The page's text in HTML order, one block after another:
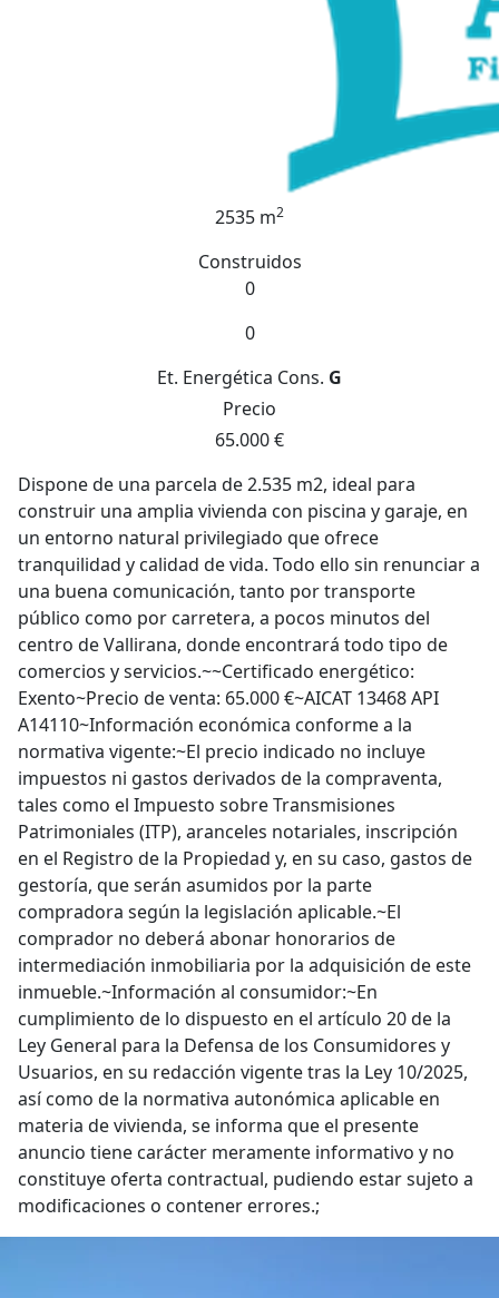
2535 m2
Construidos
0
0
Et. Energética Cons. G
Precio
65.000 €
Dispone de una parcela de 2.535 m2, ideal para
construir una amplia vivienda con piscina y garaje, en
un entorno natural privilegiado que ofrece
tranquilidad y calidad de vida. Todo ello sin renunciar a
una buena comunicación, tanto por transporte
público como por carretera, a pocos minutos del
centro de Vallirana, donde encontrará todo tipo de
comercios y servicios.~~Certificado energético:
Exento~Precio de venta: 65.000 €~AICAT 13468 API
A14110~Información económica conforme a la
normativa vigente:~El precio indicado no incluye
impuestos ni gastos derivados de la compraventa,
tales como el Impuesto sobre Transmisiones
Patrimoniales (ITP), aranceles notariales, inscripción
en el Registro de la Propiedad y, en su caso, gastos de
gestoría, que serán asumidos por la parte
compradora según la legislación aplicable.~El
comprador no deberá abonar honorarios de
intermediación inmobiliaria por la adquisición de este
inmueble.~Información al consumidor:~En
cumplimiento de lo dispuesto en el artículo 20 de la
Ley General para la Defensa de los Consumidores y
Usuarios, en su redacción vigente tras la Ley 10/2025,
así como de la normativa autonómica aplicable en
materia de vivienda, se informa que el presente
anuncio tiene carácter meramente informativo y no
constituye oferta contractual, pudiendo estar sujeto a
modificaciones o contener errores.;